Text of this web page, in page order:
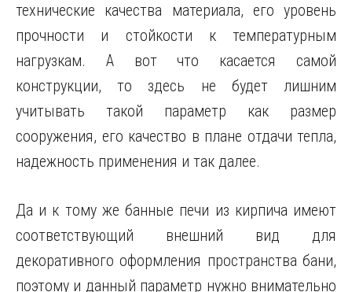
технические качества материала, его уровень
прочности и стойкости к температурным
нагрузкам. А вот что касается самой
конструкции, то здесь не будет лишним
учитывать такой параметр как размер
сооружения, его качество в плане отдачи тепла,
надежность применения и так далее.
Да и к тому же банные печи из кирпича имеют
соответствующий внешний вид для
декоративного оформления пространства бани,
поэтому и данный параметр нужно внимательно